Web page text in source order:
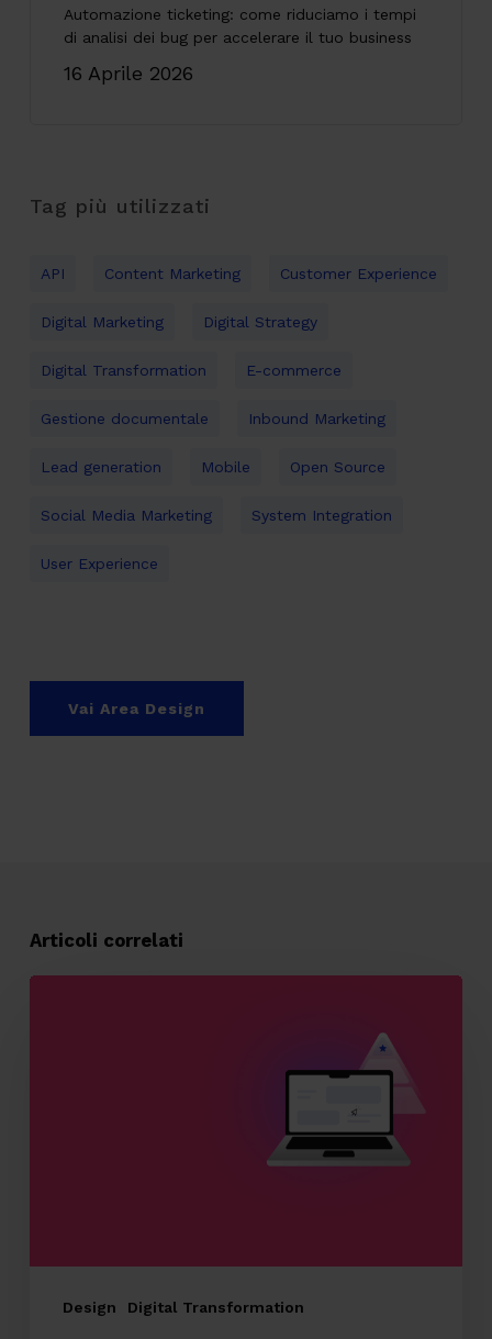
Automazione ticketing: come riduciamo i tempi
di analisi dei bug per accelerare il tuo business
16 Aprile 2026
Tag più utilizzati
API Content Marketing Customer Experience
Digital Marketing Digital Strategy
Digital Transformation E-commerce
Gestione documentale Inbound Marketing
Lead generation Mobile Open Source
Social Media Marketing System Integration
User Experience
Vai Area Design
Articoli correlati
Design Digital Transformation
per
creare